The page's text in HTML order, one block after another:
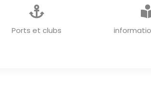
INFORMATIONS GENERALES
Ports et clubs